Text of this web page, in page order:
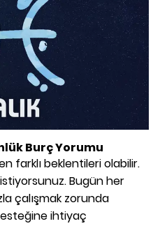
Burç Yorumu
farklı beklentileri olabilir.
Bugün her
çalışmak zorunda
ihtiyaç